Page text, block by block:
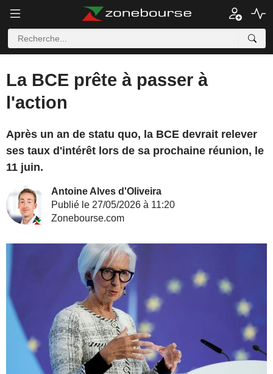
La BCE prête à passer à
l'action
Après un an de statu quo, la BCE devrait relever
ses taux d'intérêt lors de sa prochaine réunion, le
11 juin.
Antoine Alves d'Oliveira
Publié le 27/05/2026 à 11:20
Zonebourse.com